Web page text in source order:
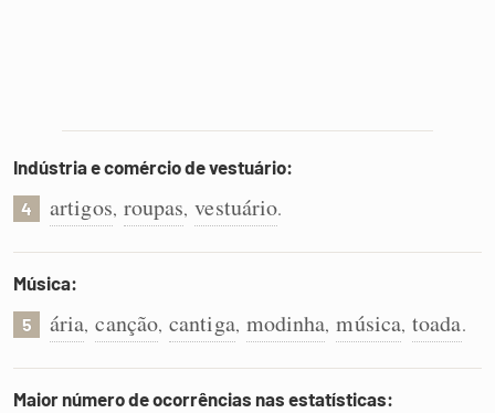
Indústria e comércio de vestuário:
4 artigos, roupas, vestuário.
Música:
5 ária, canção, cantiga, modinha, música, toada.
Maior número de ocorrências nas estatísticas: